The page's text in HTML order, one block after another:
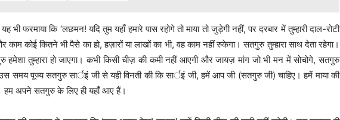
भी फरमाया कि ‘लछमन! यदि तुम यहाँ हमारे पास रहोगे तो माया तो जुड़ेगी नहीं, पर दरबार में तुम्हारी दाल-रोटी
काम कोई कितने भी पैसे का हो, हज़ारों या लाखों का भी, वह काम नहीं रुकेगा। सतगुरु तुम्हारा साथ देता रहेगा।
हमेशा तुम्हारा हो जाएगा। कभी किसी चीज़ की कमी नहीं आएगी और जायज़ मांग जो भी मन में सोचोगे, सतगुरु
उस समय पूज्य सतगुरु सार्इं जी से यही विनती की कि सार्इं जी, हमें आप जी (सतगुरु जी) चाहिए। हमें माया की
हम अपने सतगुरु के लिए ही यहाँ आए हैं।